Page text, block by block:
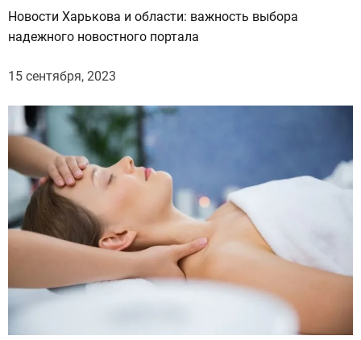
Новости Харькова и области: важность выбора
надежного новостного портала
15 сентября, 2023